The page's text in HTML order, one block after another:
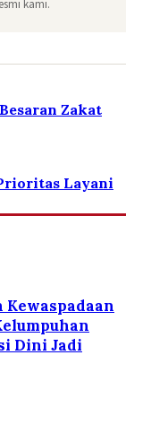
kami.
Zakat
Layani
Dini Jadi